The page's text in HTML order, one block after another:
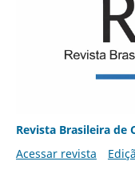
Revista Brasileira de
Acessar revista